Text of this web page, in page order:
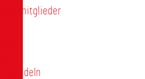
Ehrenmitglieder
Treunadeln